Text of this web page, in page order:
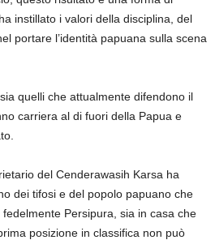
instillato i valori della disciplina, del
portare l’identità papuana sulla scena
quelli che attualmente difendono il
carriera al di fuori della Papua e
del Cenderawasih Karsa ha
dei tifosi e del popolo papuano che
Persipura, sia in casa che
posizione in classifica non può